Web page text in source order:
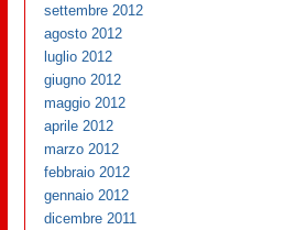
settembre 2012
agosto 2012
luglio 2012
giugno 2012
maggio 2012
aprile 2012
marzo 2012
febbraio 2012
gennaio 2012
dicembre 2011